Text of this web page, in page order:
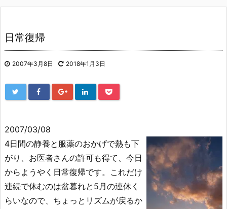
日常復帰
2007年3月8日 2018年1月3日
2007/03/08
4日間の静養と服薬のおかげで熱も下
がり、お医者さんの許可も得て、今日
からようやく日常復帰です。これだけ
連続で休むのは盆暮れと5月の連休く
らいなので、ちょっとリズムが戻るか